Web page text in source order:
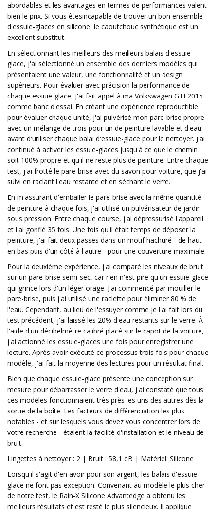
abordables et les avantages en termes de performances valent
bien le prix. Si vous êtesincapable de trouver un bon ensemble
d'essuie-glaces en silicone, le caoutchouc synthétique est un
excellent substitut.
En sélectionnant les meilleurs des meilleurs balais d'essuie-
glace, j'ai sélectionné un ensemble des derniers modèles qui
présentaient une valeur, une fonctionnalité et un design
supérieurs. Pour évaluer avec précision la performance de
chaque essuie-glace, j'ai fait appel à ma Volkswagen GTI 2015
comme banc d'essai. En créant une expérience reproductible
pour évaluer chaque unité, j'ai pulvérisé mon pare-brise propre
avec un mélange de trois pour un de peinture lavable et d'eau
avant d'utiliser chaque balai d'essuie-glace pour le nettoyer. J'ai
continué à activer les essuie-glaces jusqu'à ce que le chemin
soit 100% propre et qu'il ne reste plus de peinture. Entre chaque
test, j'ai frotté le pare-brise avec du savon pour voiture, que j'ai
suivi en raclant l'eau restante et en séchant le verre.
En m'assurant d'emballer le pare-brise avec la même quantité
de peinture à chaque fois, j'ai utilisé un pulvérisateur de jardin
sous pression. Entre chaque course, j'ai dépressurisé l'appareil
et l'ai gonflé 35 fois. Une fois qu'il était temps de déposer la
peinture, j'ai fait deux passes dans un motif hachuré - de haut
en bas puis d'un côté à l'autre - pour une couverture maximale.
Pour la deuxième expérience, j'ai comparé les niveaux de bruit
sur un pare-brise semi-sec, car rien n'est pire qu'un essuie-glace
qui grince lors d'un léger orage. J'ai commencé par mouiller le
pare-brise, puis j'ai utilisé une raclette pour éliminer 80 % de
l'eau. Cependant, au lieu de l'essuyer comme je l'ai fait lors du
test précédent, j'ai laissé les 20% d'eau restants sur le verre. À
l'aide d'un décibelmètre calibré placé sur le capot de la voiture,
j'ai actionné les essuie-glaces une fois pour enregistrer une
lecture. Après avoir exécuté ce processus trois fois pour chaque
modèle, j'ai fait la moyenne des lectures pour un résultat final.
Bien que chaque essuie-glace présente une conception sur
mesure pour débarrasser le verre d'eau, j'ai constaté que tous
ces modèles fonctionnaient très près les uns des autres dès la
sortie de la boîte. Les facteurs de différenciation les plus
notables - et sur lesquels vous devez vous concentrer lors de
votre recherche - étaient la facilité d'installation et le niveau de
bruit.
Lingettes à nettoyer : 2 | Bruit : 58,1 dB | Matériel: Silicone
Lorsqu'il s'agit d'en avoir pour son argent, les balais d'essuie-
glace ne font pas exception. Convenant au modèle le plus cher
de notre test, le Rain-X Silicone Advantedge a obtenu les
meilleurs résultats et est resté le plus silencieux. Il applique